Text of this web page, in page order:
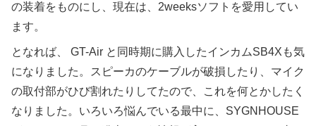
の装着をものにし、現在は、2weeksソフトを愛用してい
ます。
となれば、 GT-Air と同時期に購入したインカムSB4Xも気
になりました。スピーカのケーブルが破損したり、マイク
の取付部がひび割れたりしてたので、これを何とかしたく
なりました。いろいろ悩んでいる最中に、SYGNHOUSE